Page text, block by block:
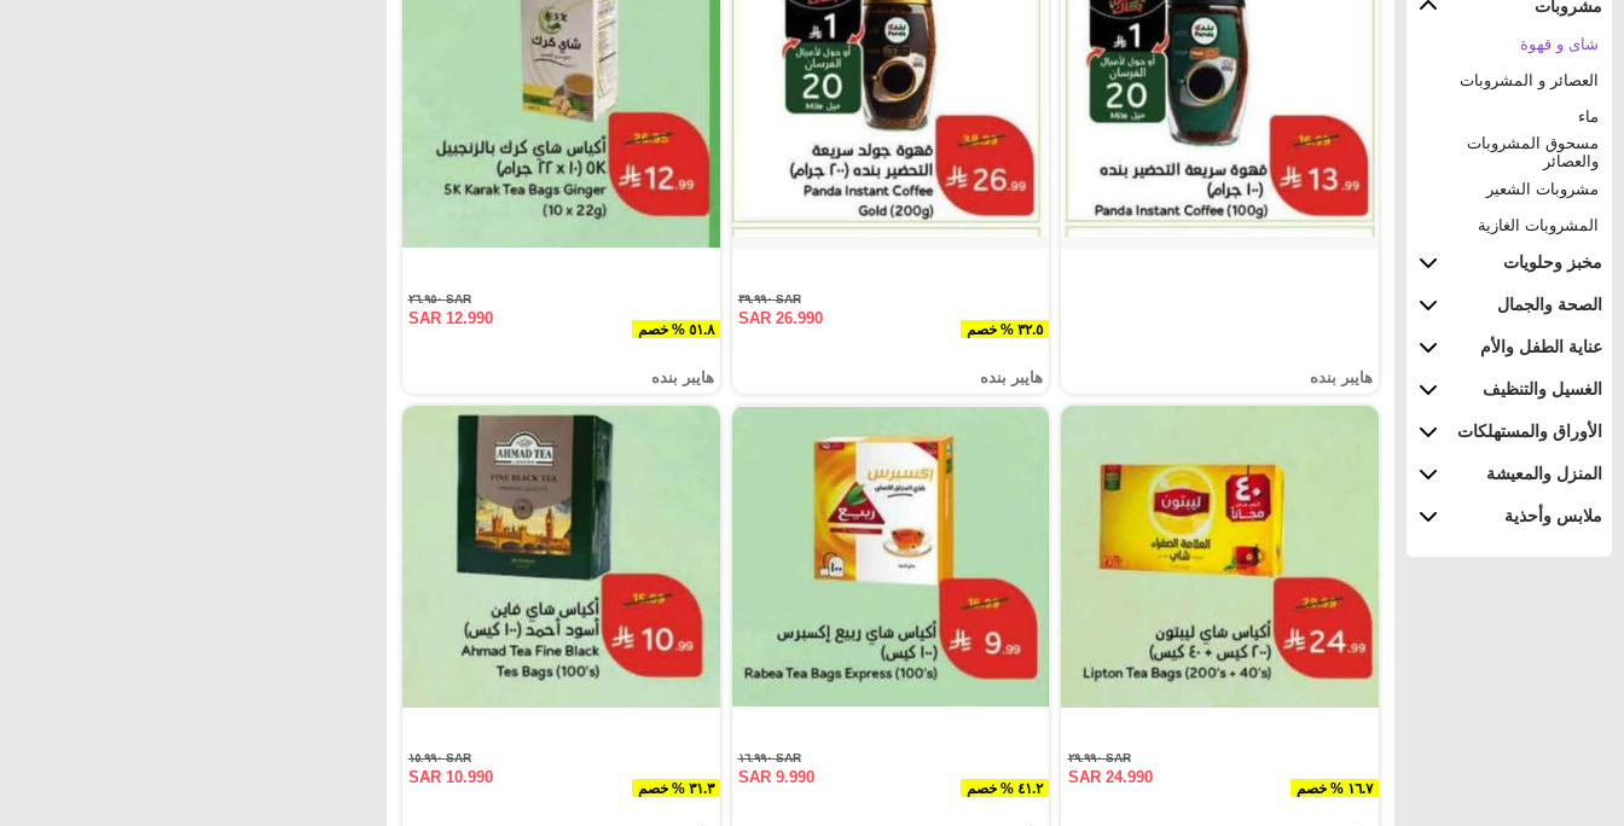
مشروبات
شاى و قهوة
العصائر و المشروبات
ماء
مسحوق المشروبات
والعصائر
مشروبات الشعير
المشروبات الغازية
مخبز وحلويات
الصحة والجمال
عناية الطفل والأم
الغسيل والتنظيف
الأوراق والمستهلكات
المنزل والمعيشة
ملابس وأحذية
هايبر بنده
٣٢.٥ % خصم
SAR ٣٩.٩٩٠
SAR 26.990
هايبر بنده
٥١.٨ % خصم
SAR ٢٦.٩٥٠
SAR 12.990
هايبر بنده
١٦.٧ % خصم
SAR ٢٩.٩٩٠
SAR 24.990
٤١.٢ % خصم
SAR ١٦.٩٩٠
SAR 9.990
٣١.٣ % خصم
SAR ١٥.٩٩٠
SAR 10.990